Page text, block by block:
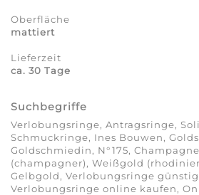
Oberfläche
mattiert
Lieferzeit
ca. 30 Tage
Suchbegriffe
Verlobungsringe, Antragsringe,
Schmuckringe, Ines Bouwen,
Goldschmiedin, N°175,
(champagner), Weißgold
Gelbgold, Verlobungsringe
Verlobungsringe online kaufen,